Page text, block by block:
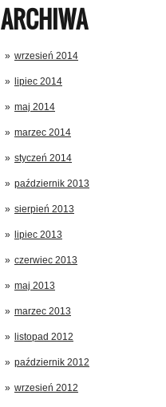
ARCHIWA
wrzesień 2014
lipiec 2014
maj 2014
marzec 2014
styczeń 2014
październik 2013
sierpień 2013
lipiec 2013
czerwiec 2013
maj 2013
marzec 2013
listopad 2012
październik 2012
wrzesień 2012